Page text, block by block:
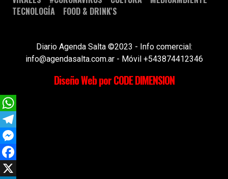
TECNOLOGÍA
FOOD & DRINK'S
Diario Agenda Salta ©2023 - Info comercial:
info@agendasalta.com.ar - Móvil +543874412346
Diseño Web por CODE DIMENSION
WhatsApp
Telegram
Messenger
Facebook